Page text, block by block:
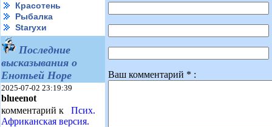
Красотень
Рыбалка
Starухи
Последние
высказывания о
Енотьей Норе
2025-07-02 23:19:39
blueenot
комментарий к Псих.
Африканская версия.
Ваш комментарий * :